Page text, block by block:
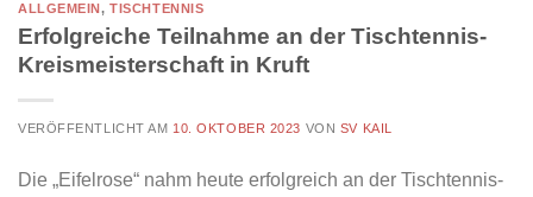
ALLGEMEIN,TISCHTENNIS
Erfolgreiche Teilnahme an der Tischtennis-
Kreismeisterschaft in Kruft
VERÖFFENTLICHT AM 10. OKTOBER 2023 VON SV KAIL
Die „Eifelrose“ nahm heute erfolgreich an der Tischtennis-